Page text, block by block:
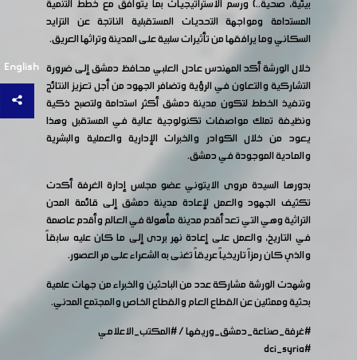
English
بيئية، صحية..) ورسم الاستراتيجيات بما يتوافق مع خطط التنمية
المستدامة ومواجهة التحديات المستقبلية الناتجة عن التزايد
السكاني وما يرافقها من تأثيرات سلبية على المدينة وتراثها العريق.
خلال الورشة أكد المهندس عادل العلبي محافظ دمشق إلى ضرورة
التشاركية والتعاون في الرؤية وتضافر الجهود من أجل تعزيز النتائج
وتنفيذ الخطط لتكون مدينة دمشق أكثر استدامة ولتصبح ذكية
ونظيفة تملك مواصفات تكنولوجية عالية في المستقبل وهذا
يعود من خلال الكوادر والخبرات الإدارية والعملية والبشرية
والمادية الموجودة في دمشق.
بدورها السيدة مروى الايتوني عضو مجلس إدارة الغرفة أكدت
تكثيف الجهود والعمل لإعادة مدينة دمشق إلى قائمة المدن
التراثية وهي التي تعد أقدم مدينة مأهولة في العالم وأقدم عاصمة
في التاريخ، والعمل على إعادة نهر بردى إلى ما كان عليه سابقاً
والذي كان رمزاً تاريخياً عريقاً تغنى به الشعراء على مر العصور.
وشهدت الورشة مشاركة عدد من الباحثين والخبراء من جهات علمية
بحثية وممثلين عن القطاع العام والقطاع الخاص والمجتمع المدني.
#غرفة_صناعة_دمشق_وريفها/#المكتب_الاعلامي
#dci_syria